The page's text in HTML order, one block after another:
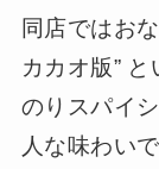
同店ではお
カカオ版”
のりスパイ
人な味わいで